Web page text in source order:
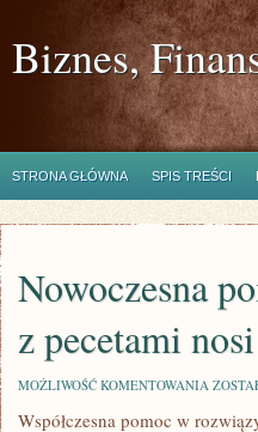
Biznes,
STRONA GŁÓWNA SPIS TREŚCI
Nowoczesna
z pecetami
MOŻLIWOŚĆ KOMENTOWANIA
W
Współczesna pomoc w